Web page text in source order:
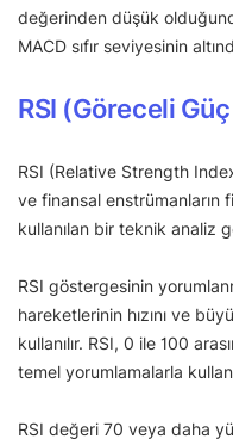
değerinden düşük
MACD sıfır seviyesinin
RSI (Göreceli
RSI (Relative Strength
ve finansal
kullanılan bir teknik analiz
RSI göstergesinin
hareketlerinin hızını ve
kullanılır. RSI, 0 ile 100
temel yorumlamalarla
RSI değeri 70 veya daha